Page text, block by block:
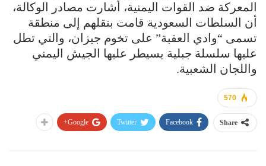
المعركة ضد القوات اليمنية، أشارت مصادر الوكالة،
أن السلطات السعودية قامت بنقلهم إلى منطقة
تسمى “وادي العقبة” على تخوم جيزان، والتي تطل
عليها سلسلة جبلية يسيطر عليها الجيش اليمني
واللجان الشعبية.
570
Share
Facebook
Twitter
Google+